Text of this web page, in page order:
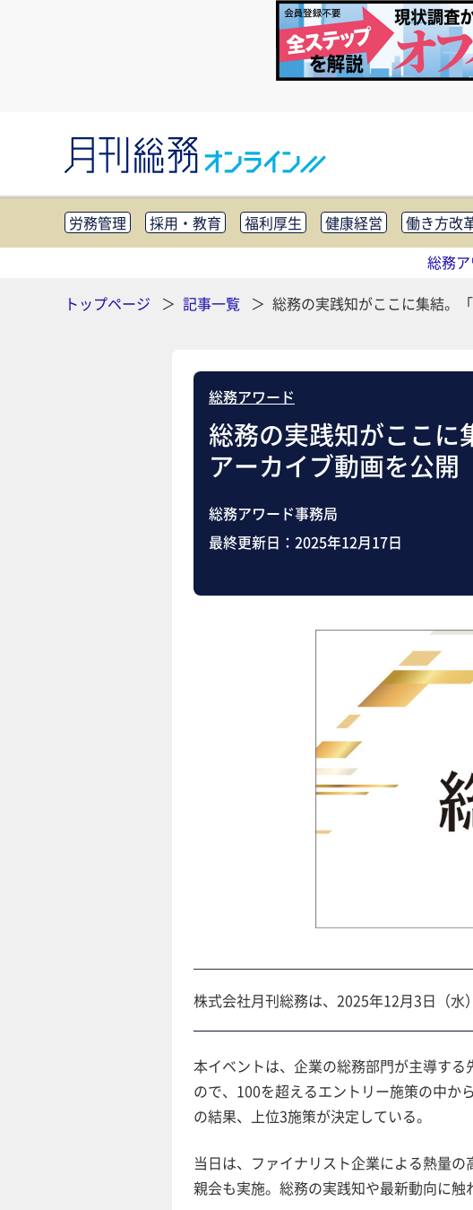
労務管理 採用・教育 福利厚生 健康経営 働き方改
知財管理
リスクマネジメント・BCP 社外・社内広報
助成金・補助金・
総務
トップページ
記事一覧 総務の実践知がここに集結。
総務アワード
総務の実践知がここに
アーカイブ動画を公開
総務アワード事務局
最終更新日： 2025年12月17日
株式会社月刊総務は、2025年12月3日（
本イベントは、企業の総務部門が主導す
ので、100を超えるエントリー施策の中か
の結果、上位3施策が決定している。
当日は、ファイナリスト企業による熱量
親会も実施。総務の実践知や最新動向に触